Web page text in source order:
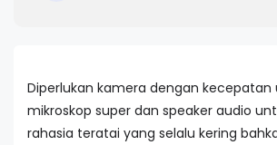
Diperlukan kamera dengan kecepatan
mikroskop super dan speaker audio
rahasia teratai yang selalu kering